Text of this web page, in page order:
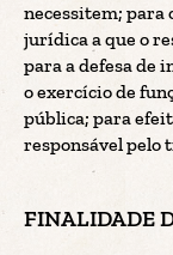
necessitem; para
jurídica a que o
para a defesa de
o exercício de
pública; para
responsável pelo
FINALIDADE